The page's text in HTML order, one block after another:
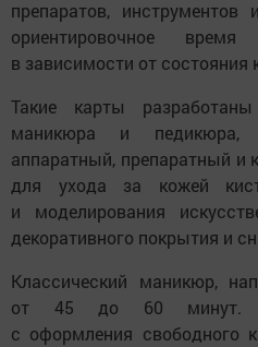
препаратов,
ориентировочное
в зависимости от состояния
Такие карты
маникюра и педикюра,
аппаратный, препаратный и
для ухода за кожей
и моделирования
декоративного покрытия и
Классический маникюр,
от 45 до 60 минут.
с оформления свободного